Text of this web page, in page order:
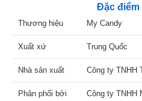
Đặc điểm
Thương hiệu My Candy
Xuất xứ Trung Quốc
Nhà sản xuất Công ty TNHH
Phân phối bởi Công ty TNHH